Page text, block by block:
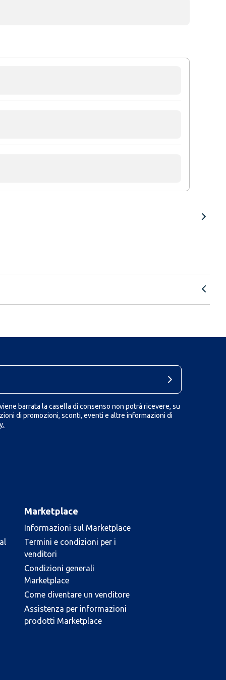
barrata la casella di consenso non potrà ricevere, su
di promozioni, sconti, eventi e altre informazioni di
Marketplace
Informazioni sul Marketplace
Termini e condizioni per i
venditori
Condizioni generali
Marketplace
Come diventare un venditore
Assistenza per informazioni
prodotti Marketplace